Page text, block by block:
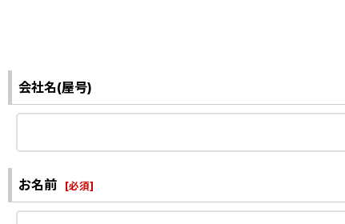
会社名(屋号)
お名前 [必須]